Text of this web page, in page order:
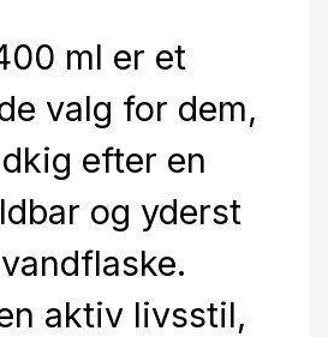
ml er et
valg for dem,
efter en
og yderst
aktiv livsstil,